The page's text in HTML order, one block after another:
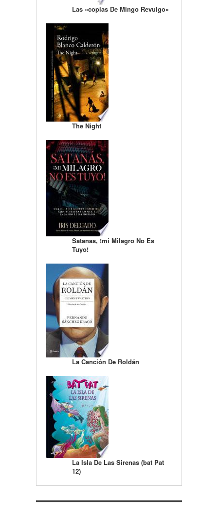
Las «coplas De Mingo Revulgo»
The Night
Satanas, !mi Milagro No Es
Tuyo!
La Canción De Roldán
La Isla De Las Sirenas (bat Pat
12)